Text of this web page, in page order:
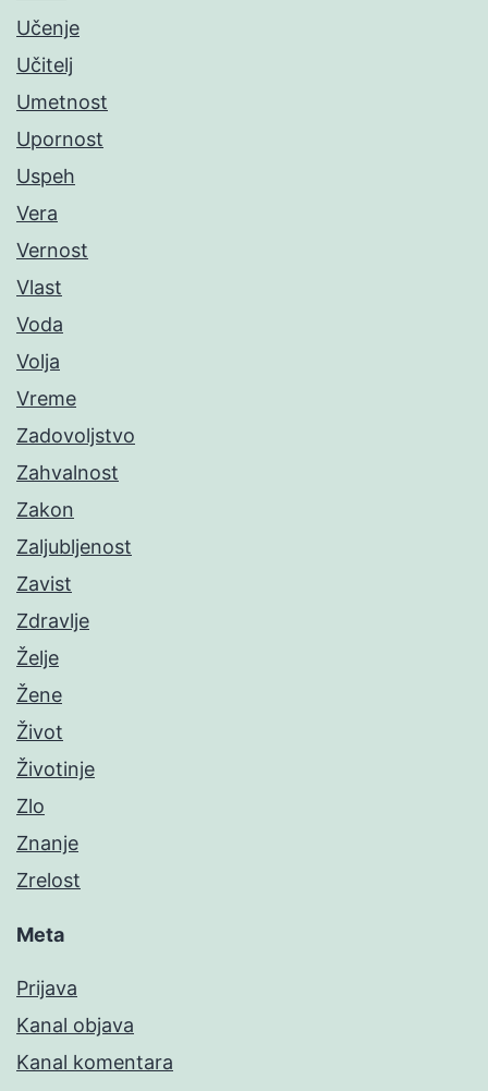
Učenje
Učitelj
Umetnost
Upornost
Uspeh
Vera
Vernost
Vlast
Voda
Volja
Vreme
Zadovoljstvo
Zahvalnost
Zakon
Zaljubljenost
Zavist
Zdravlje
Želje
Žene
Život
Životinje
Zlo
Znanje
Zrelost
Meta
Prijava
Kanal objava
Kanal komentara